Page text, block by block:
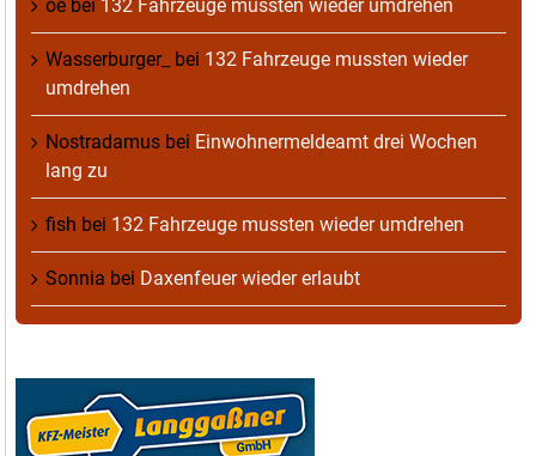
oe bei 132 Fahrzeuge mussten wieder umdrehen
Wasserburger_ bei 132 Fahrzeuge mussten wieder
umdrehen
Nostradamus bei Einwohnermeldeamt drei Wochen
lang zu
fish bei 132 Fahrzeuge mussten wieder umdrehen
Sonnia bei Daxenfeuer wieder erlaubt